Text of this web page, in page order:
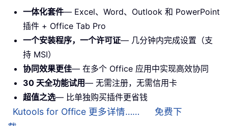
一体化套件— Excel、Word、Outlook 和 PowerPoint
插件 + Office Tab Pro
一个安装程序，一个许可证— 几分钟内完成设置（支
持 MSI）
协同效果更佳— 在多个 Office 应用中实现高效协同
30 天全功能试用— 无需注册，无需信用卡
超值之选— 比单独购买插件更省钱
Kutools for Office 更多详情……
免费下